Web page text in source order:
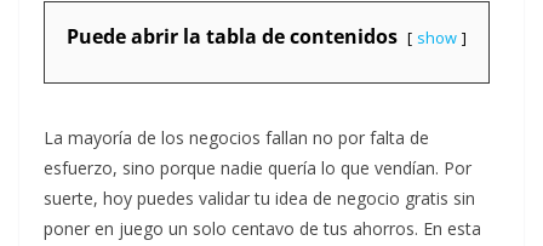
Puede abrir la tabla de contenidos show
La mayoría de los negocios fallan no por falta de
esfuerzo, sino porque nadie quería lo que vendían. Por
suerte, hoy puedes validar tu idea de negocio gratis sin
poner en juego un solo centavo de tus ahorros. En esta